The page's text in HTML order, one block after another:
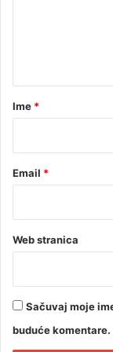
o
t
i
m
e
n
rIme *
Email *
Web stranica
Sačuvaj moje
buduće komentare.